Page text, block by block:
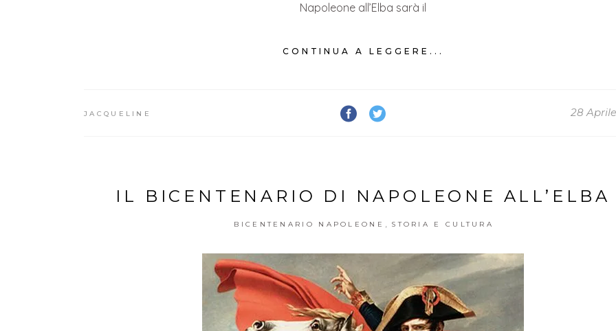
Napoleone all’Elba sarà il
CONTINUA A LEGGERE...
JACQUELINE 28
IL BICENTENARIO DI NAPOLEONE ALL’ELBA
BICENTENARIO NAPOLEONE , STORIA E CULTURA